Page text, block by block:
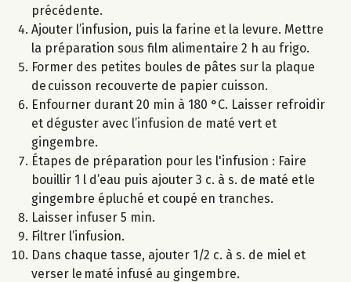
précédente.
Ajouter l’infusion, puis la farine et la levure. Mettre
la préparation sous film alimentaire 2 h au frigo.
Former des petites boules de pâtes sur la plaque
de cuisson recouverte de papier cuisson.
Enfourner durant 20 min à 180 °C. Laisser refroidir
et déguster avec l’infusion de maté vert et
gingembre.
Étapes de préparation pour les l'infusion : Faire
bouillir 1 l d’eau puis ajouter 3 c. à s. de maté et le
gingembre épluché et coupé en tranches.
Laisser infuser 5 min.
Filtrer l’infusion.
Dans chaque tasse, ajouter 1/2 c. à s. de miel et
verser le maté infusé au gingembre.